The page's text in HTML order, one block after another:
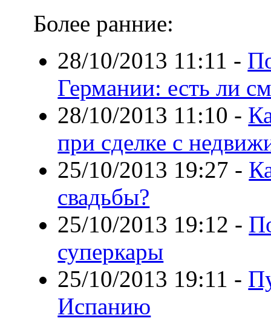
Более ранние:
28/10/2013 11:11 -
Германии: есть ли
28/10/2013 11:10 -
при сделке с
25/10/2013 19:27 -
свадьбы?
25/10/2013 19:12 -
суперкары
25/10/2013 19:11 -
Испанию